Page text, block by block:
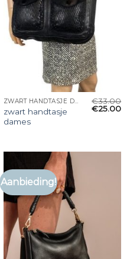
ZWART HANDTASJE DAMES
zwart handtasje
dames
€33.00
€25.00
Aanbieding!